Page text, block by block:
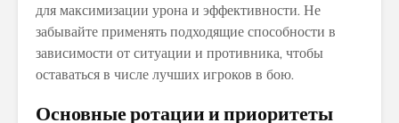
для максимизации урона и эффективности. Не
забывайте применять подходящие способности в
зависимости от ситуации и противника, чтобы
оставаться в числе лучших игроков в бою.
Основные ротации и приоритеты